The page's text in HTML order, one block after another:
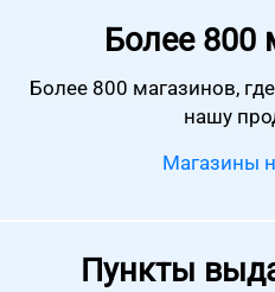
Более 800
Более 800 магазинов,
нашу
Магазины
Пункты